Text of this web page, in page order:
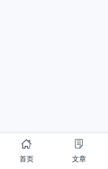
首页 文章